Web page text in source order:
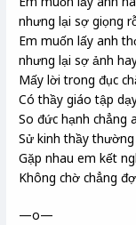
nhưng lại sợ giọng
Em muốn lấy anh
nhưng lại sợ ảnh
Mấy lời trong đục
Có thầy giáo tập
So đức hạnh chẳng
Sử kinh thầy
Gặp nhau em kết
Không chờ chẳng
—o—